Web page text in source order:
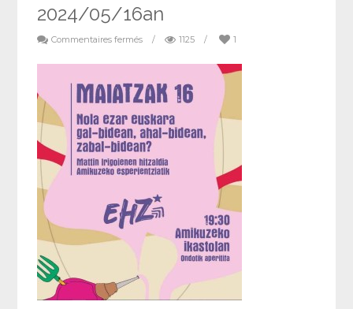
2024/05/16an
Commentaires fermés / 1125 / 1